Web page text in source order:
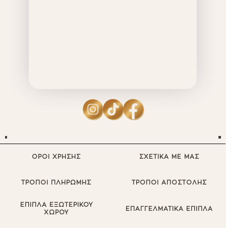
ΟΡΟΙ ΧΡΗΣΗΣ ΣΧΕΤΙΚΑ ΜΕ ΜΑΣ
ΤΡΟΠΟΙ ΠΛΗΡΩΜΗΣ ΤΡΟΠΟΙ ΑΠΟΣΤΟΛΗΣ
ΕΠΙΠΛΑ ΕΞΩΤΕΡΙΚΟΥ
ΧΩΡΟΥ
ΕΠΑΓΓΕΛΜΑΤΙΚΑ ΕΠΙΠΛΑ